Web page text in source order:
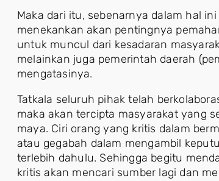
Maka dari itu, sebenarnya dalam hal
menekankan akan pentingnya
untuk muncul dari kesadaran
melainkan juga pemerintah daerah
mengatasinya.
Tatkala seluruh pihak telah
maka akan tercipta masyarakat yang
maya. Ciri orang yang kritis dalam
atau gegabah dalam mengambil
terlebih dahulu. Sehingga begitu
kritis akan mencari sumber lagi dan